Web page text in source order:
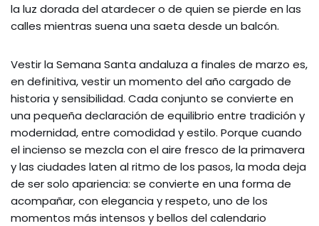
la luz dorada del atardecer o de quien se pierde en las
calles mientras suena una saeta desde un balcón.
Vestir la Semana Santa andaluza a finales de marzo es,
en definitiva, vestir un momento del año cargado de
historia y sensibilidad. Cada conjunto se convierte en
una pequeña declaración de equilibrio entre tradición y
modernidad, entre comodidad y estilo. Porque cuando
el incienso se mezcla con el aire fresco de la primavera
y las ciudades laten al ritmo de los pasos, la moda deja
de ser solo apariencia: se convierte en una forma de
acompañar, con elegancia y respeto, uno de los
momentos más intensos y bellos del calendario